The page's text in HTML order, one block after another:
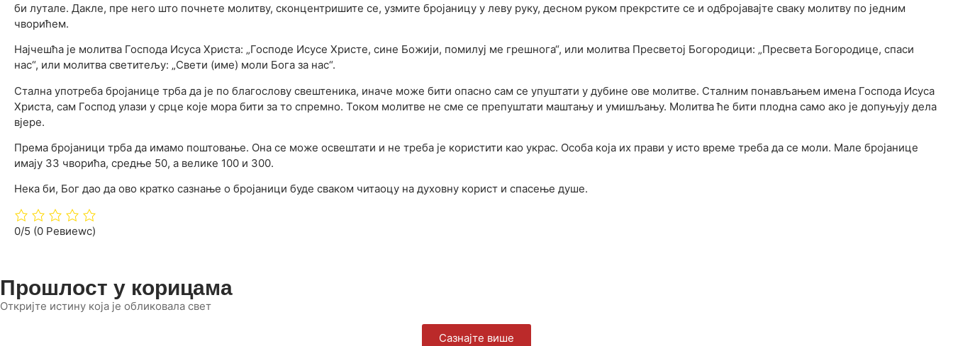
би лутале. Дакле, пре него што почнете молитву, сконцентришите се, узмите бројаницу у леву руку, десном руком прекрстите се и одбројавајте сваку молитву по једним
чворићем.
Најчешћа је молитва Господа Исуса Христа: „Господе Исусе Христе, сине Божији, помилуј ме грешнога“, или молитва Пресветој Богородици: „Пресвета Богородице, спаси
нас“, или молитва светитељу: „Свети (име) моли Бога за нас“.
Стална употреба бројанице трба да је по благослову свештеника, иначе може бити опасно сам се упуштати у дубине ове молитве. Сталним понављањем имена Господа Исуса
Христа, сам Господ улази у срце које мора бити за то спремно. Током молитве не сме се препуштати маштању и умишљању. Молитва ће бити плодна само ако је допуњују дела
вјере.
Према бројаници трба да имамо поштовање. Она се може освештати и не треба је користити као украс. Особа која их прави у исто време треба да се моли. Мале бројанице
имају 33 чворића, средње 50, а велике 100 и 300.
Нека би, Бог дао да ово кратко сазнање о бројаници буде сваком читаоцу на духовну корист и спасење душе.
0/5 (0 Ревиеwс)
Прошлост у корицама
Откријте истину која је обликовала свет
Сазнајте више